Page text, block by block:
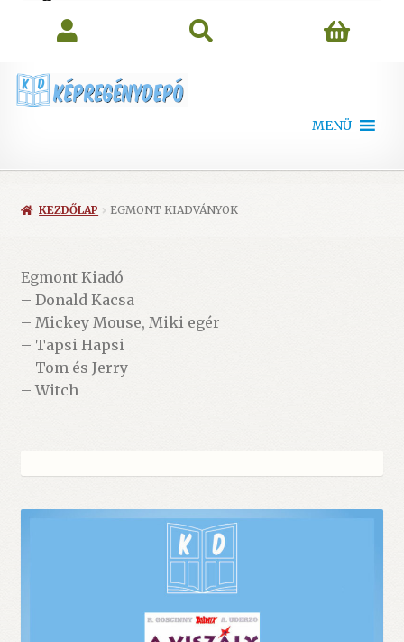
MENÜ
KEZDŐLAP EGMONT KIADVÁNYOK
Egmont Kiadó
– Donald Kacsa
– Mickey Mouse, Miki egér
– Tapsi Hapsi
– Tom és Jerry
– Witch